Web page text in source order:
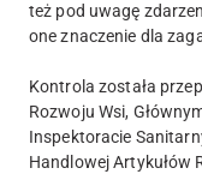
też pod uwagę
one znaczenie dla
Kontrola została
Rozwoju Wsi,
Inspektoracie
Handlowej Artykułów